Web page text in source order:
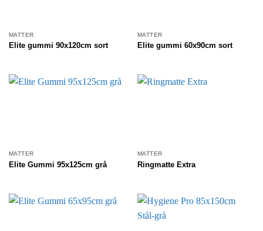
MATTER
Elite gummi 90x120cm sort
MATTER
Elite gummi 60x90cm sort
MATTER
Elite Gummi 95x125cm grå
MATTER
Ringmatte Extra